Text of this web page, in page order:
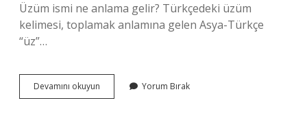
Üzüm ismi ne anlama gelir? Türkçedeki üzüm
kelimesi, toplamak anlamına gelen Asya-Türkçe
“üz”…
Devamını okuyun
Ne
Yorum Bırak